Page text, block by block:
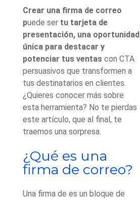
Crear una firma de correo
puede ser tu tarjeta de
presentación, una oportunidad
única para destacar y
potenciar tus ventas con CTA
persuasivos que transformen a
tus destinatarios en clientes.
¿Quieres conocer más sobre
esta herramienta? No te pierdas
este artículo, que al final, te
traemos una sorpresa.
¿Qué es una
firma de correo?
Una firma de es un bloque de